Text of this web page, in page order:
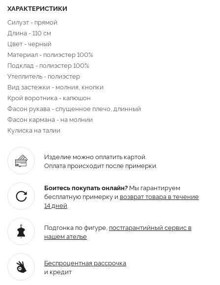
ХАРАКТЕРИСТИКИ
Силуэт - прямой
Длина - 110 cм
Цвет - черный
Материал - полиэстер 100%
Подклад - полиэстер 100%
Утеплитель - полиэстер
Вид застежки - молния, кнопки
Крой воротника - капюшон
Фасон рукава - спущенное плечо, длинный
Фасон кармана - на молнии
Кулиска на талии
Изделие можно оплатить картой.
Оплата происходит после примерки.
Боитесь покупать онлайн? Мы гарантируем
бесплатную примерку и возврат товара в течение
14 дней
Подгонка по фигуре, постгарантийный сервис в
нашем ателье
Беспроцентная рассрочка
и кредит